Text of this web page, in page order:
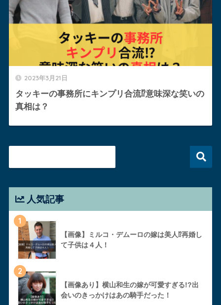
2023年3月21日
タッキーの事務所にキンプリ合流⁉︎意味深な笑いの
真相は？
人気記事
1
【画像】ミルコ・デムーロの嫁は美人⁉︎再婚し
て子供は４人！
2
【画像あり】横山和生の嫁が可愛すぎる!?出
会いのきっかけはあの騎手だった！